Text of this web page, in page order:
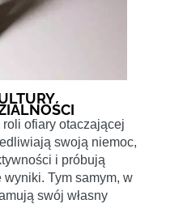
ofiary otaczającej
swoją niemoc,
i próbują
Tym samym, w
swój własny